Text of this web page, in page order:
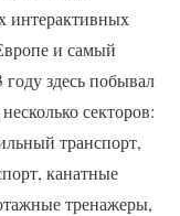
интерактивных
и самый
здесь побывал
секторов:
транспорт,
канатные
тренажеры,